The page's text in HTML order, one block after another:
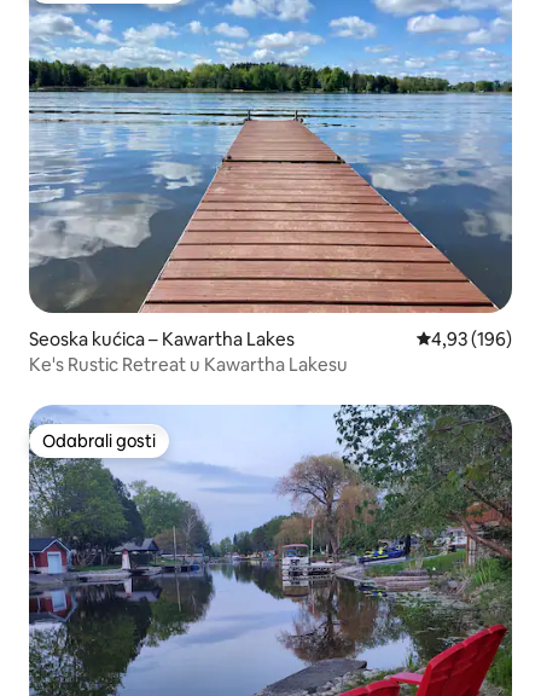
Seoska kućica – Kawartha Lakes Prosječna
4,93 (196)
Ke's Rustic Retreat u Kawartha Lakesu
Odabrali gosti
Odabrali gosti